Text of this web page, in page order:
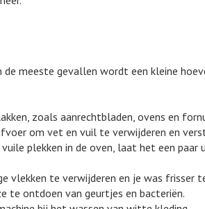
meeste gevallen wordt een kleine
zoals aanrechtbladen, ovens en
om vet en vuil te verwijderen en
plekken in de oven, laat het een paar
vlekken te verwijderen en je was frisser
te ontdoen van geurtjes en bacteriën.